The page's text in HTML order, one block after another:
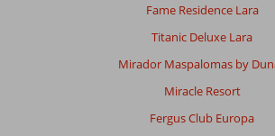
Fame Residence Lara
Titanic Deluxe Lara
Mirador Maspalomas by
Miracle Resort
Fergus Club Europa